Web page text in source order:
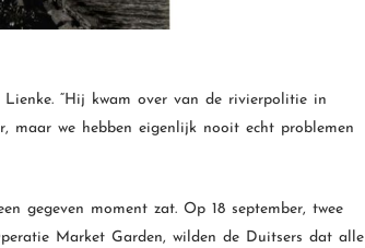
“Hij kwam over van de rivierpolitie in
maar we hebben eigenlijk nooit echt problemen
gegeven moment zat. Op 18 september, twee
Market Garden, wilden de Duitsers dat alle